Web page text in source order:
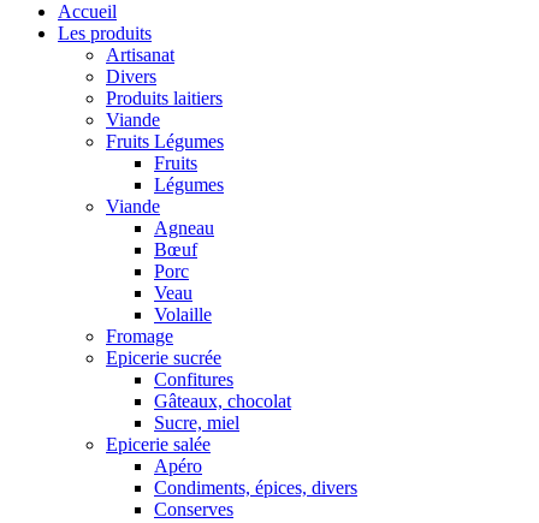
Accueil
Les produits
Artisanat
Divers
Produits laitiers
Viande
Fruits Légumes
Fruits
Légumes
Viande
Agneau
Bœuf
Porc
Veau
Volaille
Fromage
Epicerie sucrée
Confitures
Gâteaux, chocolat
Sucre, miel
Epicerie salée
Apéro
Condiments, épices, divers
Conserves